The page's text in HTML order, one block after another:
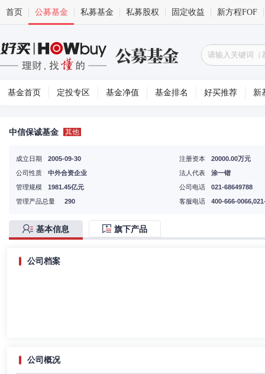
首页 公募基金 私募基金 私募股权 固定收益 新方程FOF
基金首页 定投专区 基金净值 基金排名 好买推荐 新
中信保诚基金 其他
成立日期
2005-09-30
公司性质
中外合资企业
注册资本
20000.00万元
法人代表
涂一锴
管理规模
1981.45亿元
管理产品总量
290
公司电话
021-68649788
客服电话
400-666-
基本信息 旗下产品
公司档案
公司概况